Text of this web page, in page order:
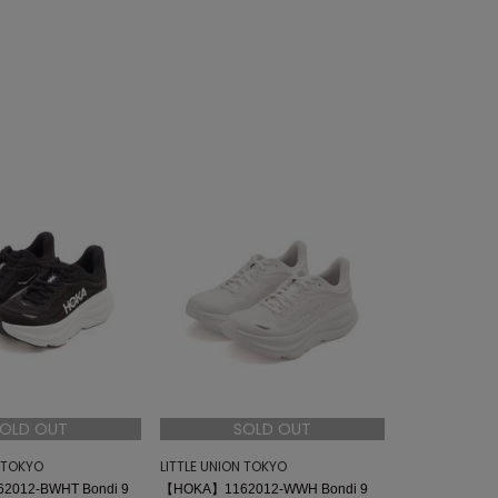
OUT
BWHT Bondi 9
SOLD OUT
LITTLE UNION TOKYO
【HOKA】1162012-WWH Bondi 9